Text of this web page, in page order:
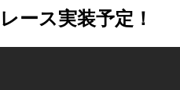
レース実装予定！